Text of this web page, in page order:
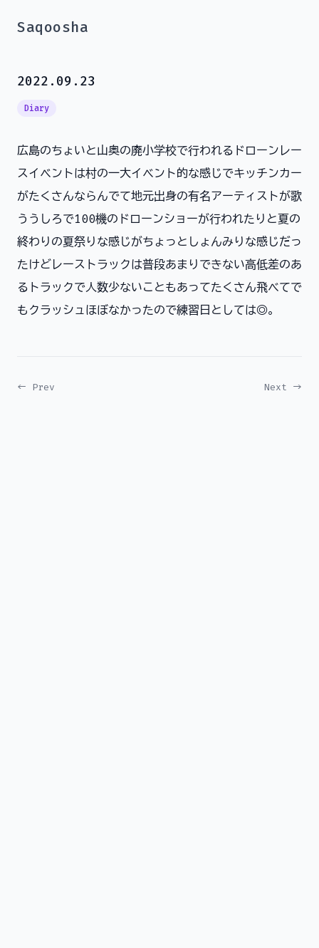
Saqoosha
2022.09.23
Diary
広島のちょいと山奥の廃小学校で行われるドローンレー
スイベントは村の一大イベント的な感じでキッチンカー
がたくさんならんでて地元出身の有名アーティストが歌
ううしろで100機のドローンショーが行われたりと夏の
終わりの夏祭りな感じがちょっとしょんみりな感じだっ
たけどレーストラックは普段あまりできない高低差のあ
るトラックで人数少ないこともあってたくさん飛べてで
もクラッシュほぼなかったので練習日としては◎。
← Prev Next →